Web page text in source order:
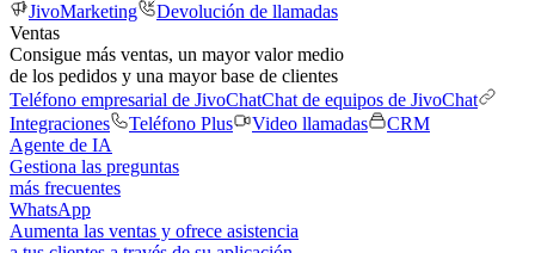
JivoMarketing
Devolución de llamadas
Ventas
Consigue más ventas, un mayor valor medio
de los pedidos y una mayor base de clientes
Teléfono empresarial de JivoChatChat de equipos de JivoChat
Integraciones
Teléfono Plus Video llamadas
CRM
Agente de IA
Gestiona las preguntas
más frecuentes
WhatsApp
Aumenta las ventas y ofrece asistencia